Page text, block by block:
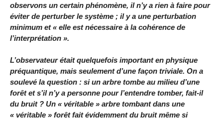
observons un certain phénomène, il n’y a rien à faire pour
éviter de perturber le système ; il y a une perturbation
minimum et « elle est nécessaire à la cohérence de
l’interprétation ».
L’observateur était quelquefois important en physique
préquantique, mais seulement d’une façon triviale. On a
soulevé la question : si un arbre tombe au milieu d’une
forêt et s’il n’y a personne pour l’entendre tomber, fait-il
du bruit ? Un « véritable » arbre tombant dans une
« véritable » forêt fait évidemment du bruit même si